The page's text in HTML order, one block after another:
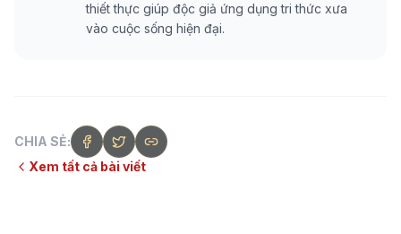
thiết thực giúp độc giả ứng dụng tri thức xưa
vào cuộc sống hiện đại.
CHIA SẺ:
Xem tất cả bài viết